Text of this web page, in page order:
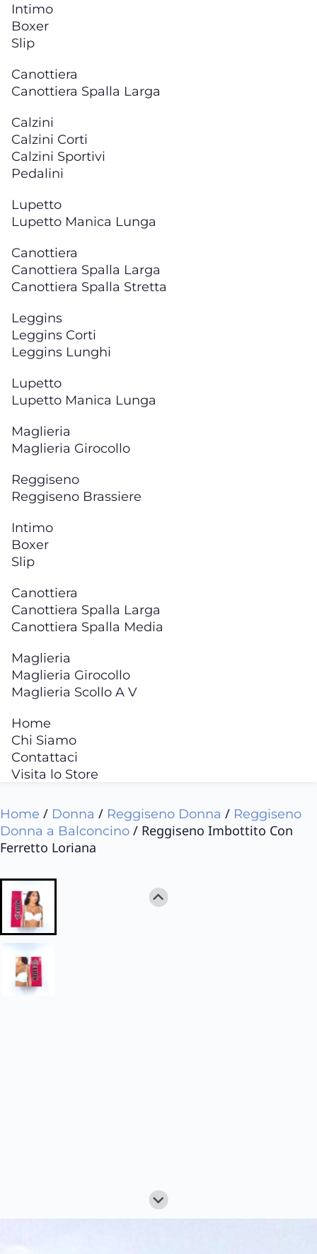
Intimo
Boxer
Slip
Canottiera
Canottiera Spalla Larga
Calzini
Calzini Corti
Calzini Sportivi
Pedalini
Lupetto
Lupetto Manica Lunga
Canottiera
Canottiera Spalla Larga
Canottiera Spalla Stretta
Leggins
Leggins Corti
Leggins Lunghi
Lupetto
Lupetto Manica Lunga
Maglieria
Maglieria Girocollo
Reggiseno
Reggiseno Brassiere
Intimo
Boxer
Slip
Canottiera
Canottiera Spalla Larga
Canottiera Spalla Media
Maglieria
Maglieria Girocollo
Maglieria Scollo A V
Home
Chi Siamo
Contattaci
Visita lo Store
Home / Donna / Reggiseno Donna / Reggiseno
Donna a Balconcino / Reggiseno Imbottito Con
Ferretto Loriana